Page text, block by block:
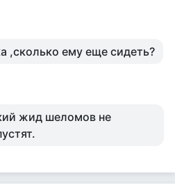
,сколько ему еще сидеть?
жид шеломов не